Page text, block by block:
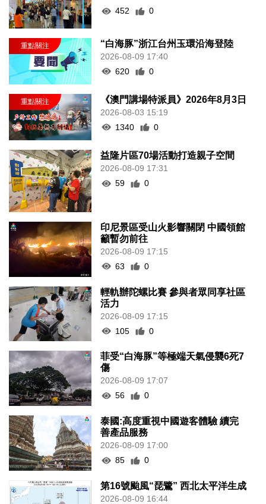
452
0
“白海豚”浙江台州玉環沿海登陸
2026-08-09 17:40
620
0
《澳門講場特派員》2026年8月3日
2026-08-03 15:19
1340
0
益隆片區70場活動打造親子空間
2026-08-09 17:31
59
0
印尼景區受山火影響關閉 中國領館
籲暫勿前往
2026-08-09 17:15
63
0
輕軌辦陀螺比賽 參與者眾同享社區
活力
2026-08-09 17:15
105
0
菲受“白海豚”等極端天氣侵襲6死7
傷
2026-08-09 17:07
56
0
泰國:高度重視中國遊客體驗 續完
善產品服務
2026-08-09 17:00
85
0
第16號颱風“琵鷺” 西北太平洋生成
2026-08-09 16:44